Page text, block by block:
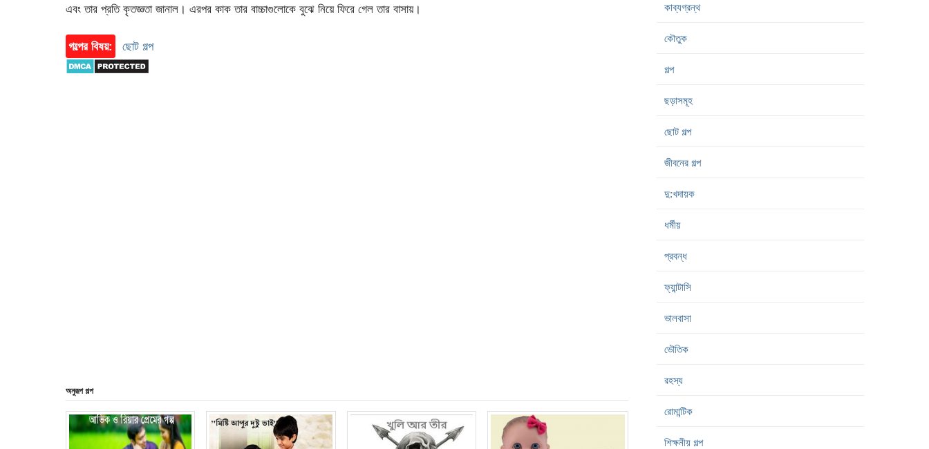
এবং তার প্রতি কৃতজ্ঞতা জানাল। এরপর কাক তার বাচ্চাগুলোকে বুঝে নিয়ে ফিরে গেল তার বাসায়।
গল্পের বিষয়: ছোট গল্প
অনুরূপ গল্প
কাব্যগ্রন্থ
কৌতুক
গল্প
ছড়াসমূহ
ছোট গল্প
জীবনের গল্প
দু:খদায়ক
ধর্মীয়
প্রবন্ধ
ফ্যান্টাসি
ভালবাসা
ভৌতিক
রহস্য
রোমান্টিক
শিক্ষনীয় গল্প